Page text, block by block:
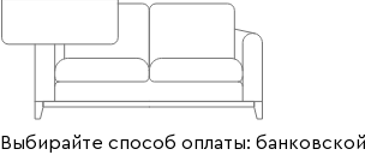
Выбирайте способ оплаты: